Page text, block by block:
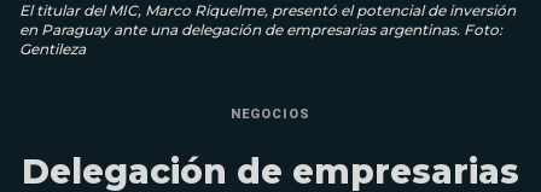
El titular del MIC, Marco Riquelme, presentó el potencial de inversión
en Paraguay ante una delegación de empresarias argentinas. Foto:
Gentileza
NEGOCIOS
Delegación de empresarias